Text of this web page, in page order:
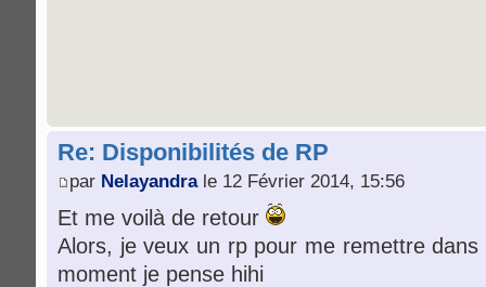
Re: Disponibilités de RP
par Nelayandrale 12 Février 2014, 15:56
Et me voilà de retour
Alors, je veux un rp pour me remettre
moment je pense hihi